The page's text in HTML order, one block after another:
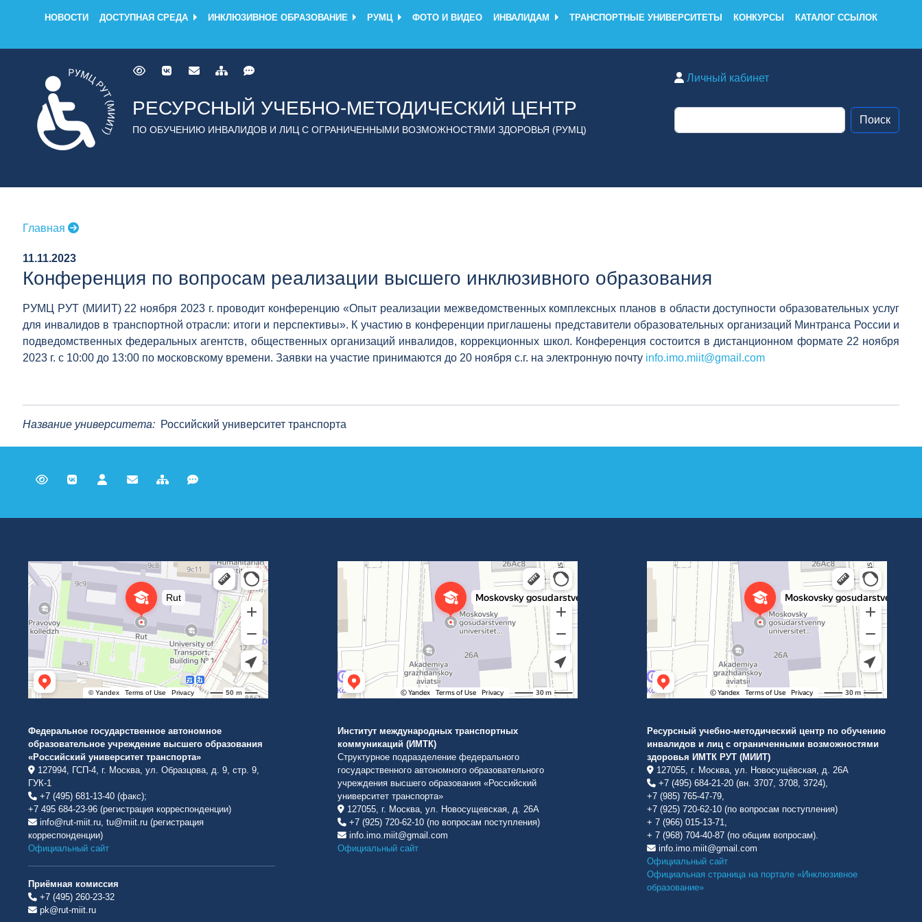
НОВОСТИ ДОСТУПНАЯ СРЕДА ИНКЛЮЗИВНОЕ ОБРАЗОВАНИЕ РУМЦ ФОТО И ВИДЕО ИНВАЛИДАМ ТРАНСПОРТНЫЕ УНИВЕРСИТЕТЫ КОНКУРСЫ КАТАЛОГ ССЫЛОК
РЕСУРСНЫЙ УЧЕБНО-МЕТОДИЧЕСКИЙ ЦЕНТР
ПО ОБУЧЕНИЮ ИНВАЛИДОВ И ЛИЦ С ОГРАНИЧЕННЫМИ ВОЗМОЖНОСТЯМИ ЗДОРОВЬЯ (РУМЦ)
Личный кабинет
Главная
11.11.2023
Конференция по вопросам реализации высшего инклюзивного образования
РУМЦ РУТ (МИИТ) 22 ноября 2023 г. проводит конференцию «Опыт реализации межведомственных комплексных планов в области доступности образовательных услуг
для инвалидов в транспортной отрасли: итоги и перспективы». К участию в конференции приглашены представители образовательных организаций Минтранса России и
подведомственных федеральных агентств, общественных организаций инвалидов, коррекционных школ. Конференция состоится в дистанционном формате 22 ноября
2023 г. с 10:00 до 13:00 по московскому времени. Заявки на участие принимаются до 20 ноября с.г. на электронную почту info.imo.miit@gmail.com
Название университета: Российский университет транспорта
Российский университет транспорта
ВУЗ в Москве
Федеральное государственное автономное
образовательное учреждение высшего образования
«Российский университет транспорта»
127994, ГСП-4, г. Москва, ул. Образцова, д. 9, стр. 9,
ГУК-1
+7 (495) 681-13-40 (факс);
+7 495 684-23-96 (регистрация корреспонденции)
info@rut-miit.ru, tu@miit.ru (регистрация
корреспонденции)
Официальный сайт
Приёмная комиссия
+7 (495) 260-23-32
pk@rut-miit.ru
Институт международных транспортных коммуникаций Рут
ВУЗ в Москве
Институт международных транспортных
коммуникаций (ИМТК)
Структурное подразделение федерального
государственного автономного образовательного
учреждения высшего образования «Российский
университет транспорта»
127055, г. Москва, ул. Новосущевская, д. 26А
+7 (925) 720-62-10 (по вопросам поступления)
info.imo.miit@gmail.com
Официальный сайт
Институт международных транспортных коммуникаций Рут
ВУЗ в Москве
Ресурсный учебно-методический центр по обучению
инвалидов и лиц с ограниченными возможностями
здоровья ИМТК РУТ (МИИТ)
127055, г. Москва, ул. Новосущёвская, д. 26А
+7 (495) 684-21-20 (вн. 3707, 3708, 3724),
+7 (985) 765-47-79,
+7 (925) 720-62-10 (по вопросам поступления)
+ 7 (966) 015-13-71,
+ 7 (968) 704-40-87 (по общим вопросам).
info.imo.miit@gmail.com
Официальный сайт
Официальная страница на портале «Инклюзивное
образование»